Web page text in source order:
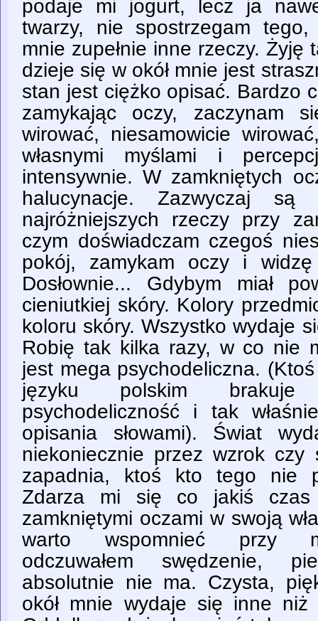
podaje mi jogurt, lecz ja
twarzy, nie spostrzegam
mnie zupełnie inne rzeczy.
dzieje się w okół mnie jest
stan jest ciężko opisać. Bardzo
zamykając oczy, zaczynam
wirować, niesamowicie
własnymi myślami i
intensywnie. W zamkniętych
halucynacje. Zazwyczaj są
najróżniejszych rzeczy przy
czym doświadczam czegoś
pokój, zamykam oczy i
Dosłownie... Gdybym miał
cieniutkiej skóry. Kolory
koloru skóry. Wszystko wydaje
Robię tak kilka razy, w co nie
jest mega psychodeliczna.
języku polskim brakuje
psychodeliczność i tak
opisania słowami). Świat
niekoniecznie przez wzrok czy
zapadnia, ktoś kto tego nie
Zdarza mi się co jakiś czas
zamkniętymi oczami w swoją
warto wspomnieć przy
odczuwałem swędzenie,
absolutnie nie ma. Czysta,
okół mnie wydaje się inne